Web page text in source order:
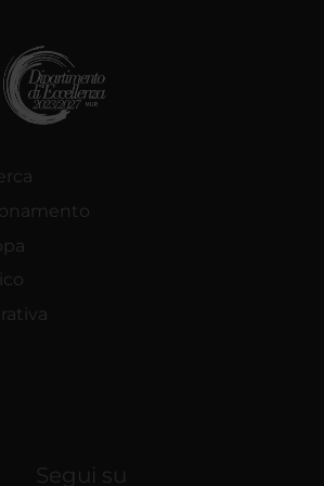
Segui su